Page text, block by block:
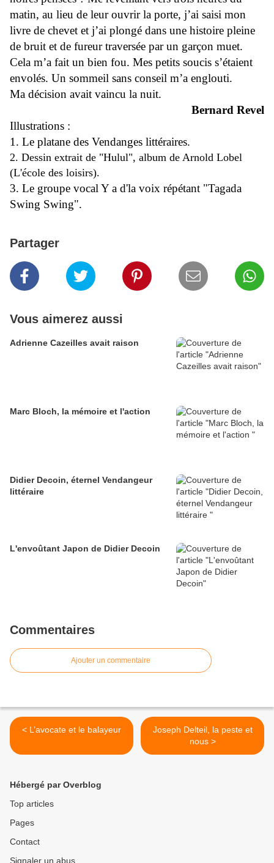
matin, au lieu de leur ouvrir la porte, j’ai saisi mon
livre de chevet et j’ai plongé dans une histoire pleine
de bruit et de fureur traversée par un garçon muet.
Cela m’a fait un bien fou. Mes petits soucis s’étaient
envolés. Un sommeil sans conseil m’a englouti.
Ma décision avait vaincu la nuit.
Bernard Revel
Illustrations :
1. Le platane des Vendanges littéraires.
2. Dessin extrait de "Hulul", album de Arnold Lobel
(L'école des loisirs).
3. Le groupe vocal Y a d'la voix répétant "Tagada
Swing Swing".
Partager
Vous aimerez aussi
Adrienne Cazeilles avait raison
Marc Bloch, la mémoire et l'action
Didier Decoin, éternel Vendangeur
littéraire
L'envoûtant Japon de Didier Decoin
Commentaires
Ajouter un commentaire
< L’avocate et le balayeur
Joseph Delteil, la peste et
nous >
Hébergé par Overblog
Top articles
Pages
Contact
Signaler un abus